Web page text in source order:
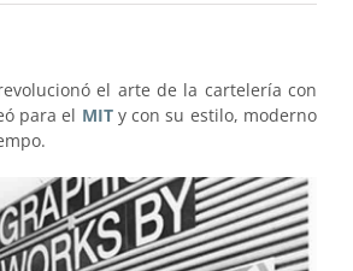
el arte de la cartelería con
para el MITy con su estilo, moderno